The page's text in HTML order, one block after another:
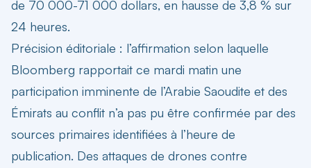
de 70 000-71 000 dollars, en hausse de 3,8 % sur
24 heures.
Précision éditoriale : l’affirmation selon laquelle
Bloomberg rapportait ce mardi matin une
participation imminente de l’Arabie Saoudite et des
Émirats au conflit n’a pas pu être confirmée par des
sources primaires identifiées à l’heure de
publication. Des attaques de drones contre